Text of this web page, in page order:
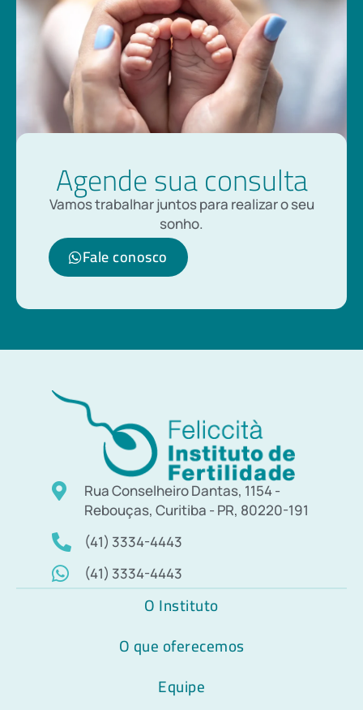
Agende sua consulta
Vamos trabalhar juntos para realizar o seu
sonho.
Fale conosco
Rua Conselheiro Dantas, 1154 -
Rebouças, Curitiba - PR, 80220-191
(41) 3334-4443
(41) 3334-4443
O Instituto
O que oferecemos
Equipe